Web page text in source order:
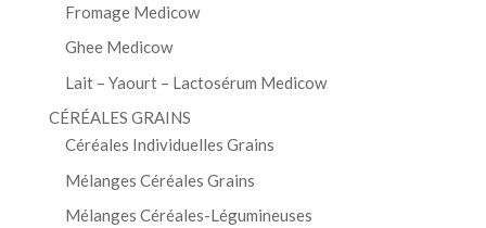
Fromage Medicow
Ghee Medicow
Lait – Yaourt – Lactosérum Medicow
CÉRÉALES GRAINS
Céréales Individuelles Grains
Mélanges Céréales Grains
Mélanges Céréales-Légumineuses